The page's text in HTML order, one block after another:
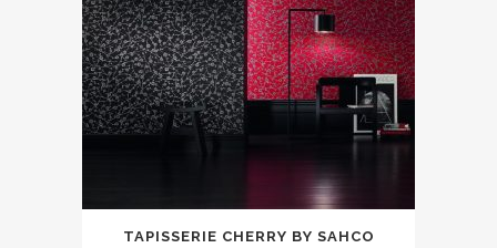
TAPISSERIE CHERRY BY SAHCO